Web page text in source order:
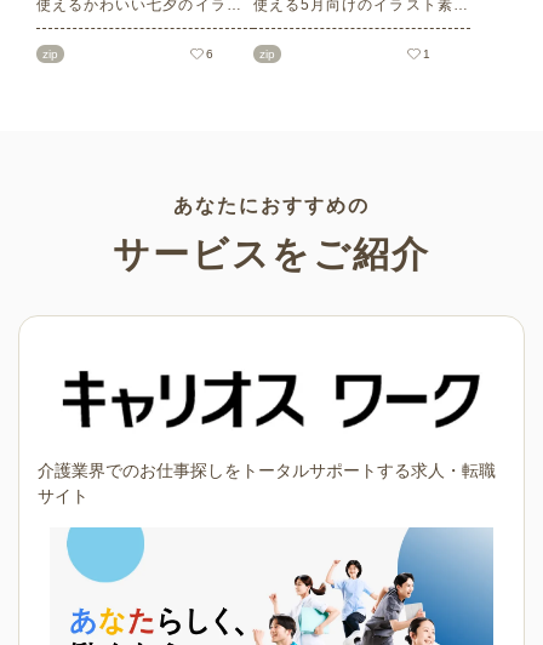
使えるかわいい七夕のイラス
ト素材をご紹介します。短冊
の印刷用テンプレート、飾り
zip 6
使える5月向けのイラスト素材
を多数ご紹介します。商用フ
リーの可愛くておしゃれなイ
なシーンでご活用ください！
zip 1
あなたにおすすめの
サービスをご紹介
介護業界でのお仕事探しをトータルサポートする求人・転職
サイト